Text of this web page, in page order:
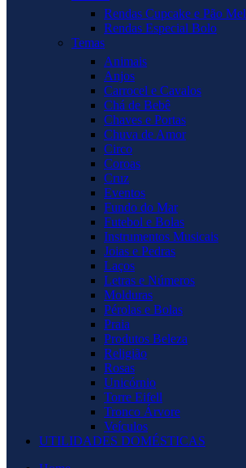
Rendas Cupcake e Pão Mel
Rendas Especial Bolo
Temas
Animais
Anjos
Carrocel e Cavalos
Chá de Bebê
Chaves e Portas
Chuva de Amor
Circo
Coroas
Cruz
Eventos
Fundo do Mar
Futebol e Bolas
Instrumentos Musicais
Joias e Pedras
Laços
Letras e Números
Molduras
Pérolas e Bolas
Praia
Produtos Beleza
Religião
Rosas
Unicórnio
Torre Eifell
Tronco Árvore
Veículos
UTILIDADES DOMÉSTICAS